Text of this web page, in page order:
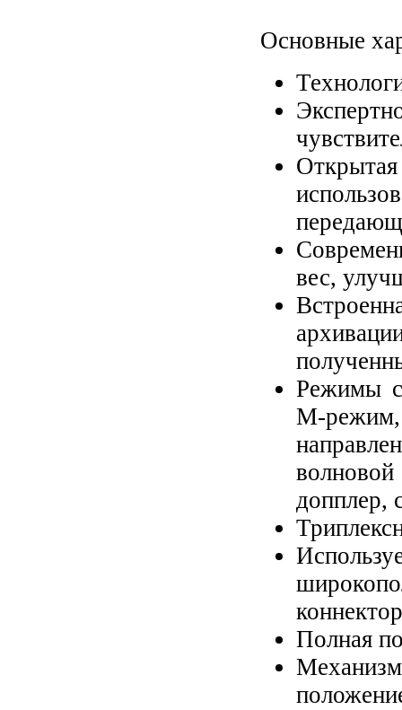
Основные
вес,
Режимы
М-
допплер,
Полная